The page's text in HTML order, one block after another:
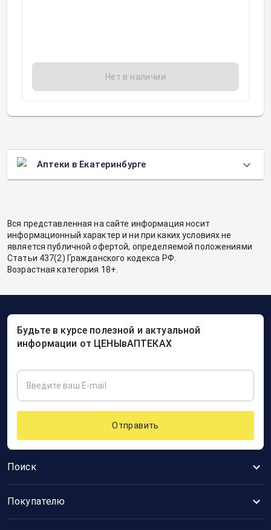
Нет в наличии
Аптеки в Екатеринбурге
Вся представленная на сайте информация носит
информационный характер и ни при каких условиях не
является публичной офертой, определяемой положениями
Статьи 437(2) Гражданского кодекса РФ.
Возрастная категория 18+.
Поиск
Покупателю
Будьте в курсе полезной и актуальной
информации от ЦЕНЫвАПТЕКАХ
Отправить